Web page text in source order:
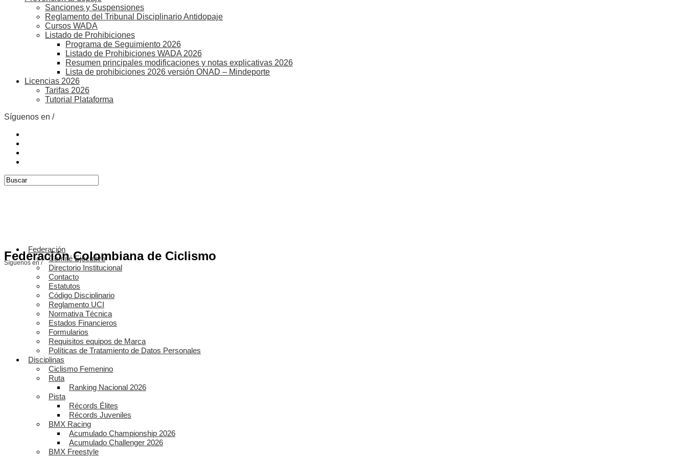
Sanciones y Suspensiones
Reglamento del Tribunal Disciplinario Antidopaje
Cursos WADA
Listado de Prohibiciones
Programa de Seguimiento 2026
Listado de Prohibiciones WADA 2026
Resumen principales modificaciones y notas explicativas 2026
Lista de prohibiciones 2026 versión ONAD – Mindeporte
Licencias 2026
Tarifas 2026
Tutorial Plataforma
Síguenos en /
Federación Colombiana de Ciclismo
Síguenos en /
Federación
Comité Ejecutivo
Directorio Institucional
Contacto
Estatutos
Código Disciplinario
Reglamento UCI
Normativa Técnica
Estados Financieros
Formularios
Requisitos equipos de Marca
Políticas de Tratamiento de Datos Personales
Disciplinas
Ciclismo Femenino
Ruta
Ranking Nacional 2026
Pista
Récords Élites
Récords Juveniles
BMX Racing
Acumulado Championship 2026
Acumulado Challenger 2026
BMX Freestyle